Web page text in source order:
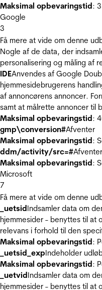
Maksimal opbevaringstid:
Google
3
Få mere at vide om denne
Nogle af de data, der
personalisering og måling af
IDEAnvendes af Google
hjemmesidebrugerens
af annoncørens annoncer.
samt at målrette annoncer til
Maksimal opbevaringstid:
gmp\conversion#Afventer
Maksimal opbevaringstid:
ddm/activity/src=#Afventer
Maksimal opbevaringstid:
Microsoft
7
Få mere at vide om denne
_uetsidIndsamler data om
hjemmesider - benyttes til at
relevans i forhold til den
Maksimal opbevaringstid:
_uetsid_expIndeholder
Maksimal opbevaringstid:
_uetvidIndsamler data om
hjemmesider - benyttes til at